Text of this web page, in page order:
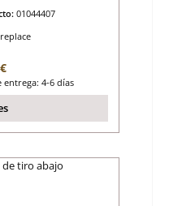
01044407
4-6 días